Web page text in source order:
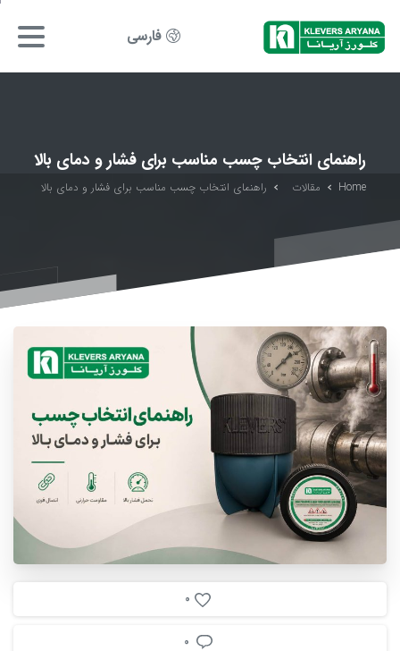
فارسی
راهنمای انتخاب چسب مناسب برای فشار و دمای بالا
Home مقالات راهنمای انتخاب چسب مناسب برای فشار و دمای بالا
0
0